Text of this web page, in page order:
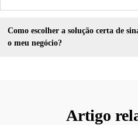
Como escolher a solução certa de
o meu negócio?
Artigo